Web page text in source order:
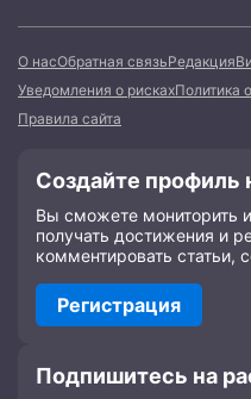
О насОбратная связьРедакция
Уведомления о рискахПолитика
Правила сайта
Создайте профиль
Вы сможете мониторить
получать достижения и
комментировать статьи,
Регистрация
Подпишитесь на